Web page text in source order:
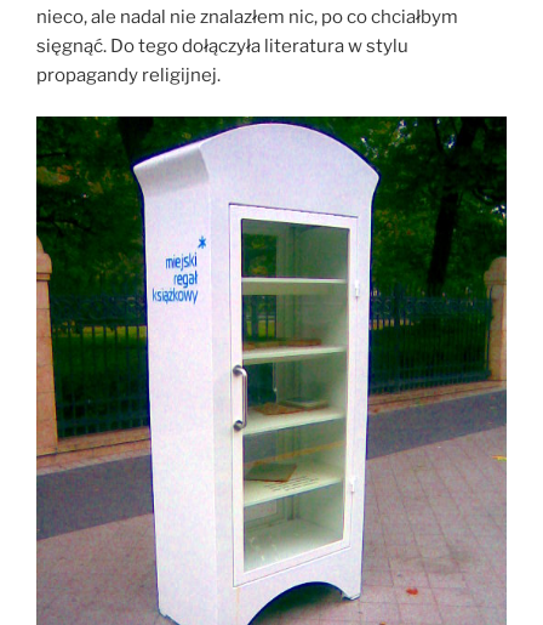
nieco, ale nadal nie znalazłem nic, po co chciałbym
sięgnąć. Do tego dołączyła literatura w stylu
propagandy religijnej.